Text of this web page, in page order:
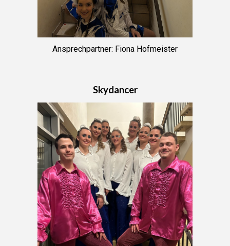
Ansprechpartner: Fiona Hofmeister
Skydancer